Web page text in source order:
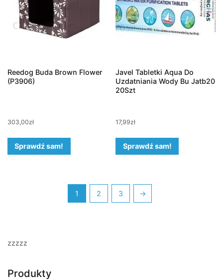
Reedog Buda Brown Flower
(P3906)
303,00zł
Sprawdź sam!
Javel Tabletki Aqua Do
Uzdatniania Wody Bu Jatb20
20Szt
17,99zł
Sprawdź sam!
1 2 3 →
zzzzz
Produkty